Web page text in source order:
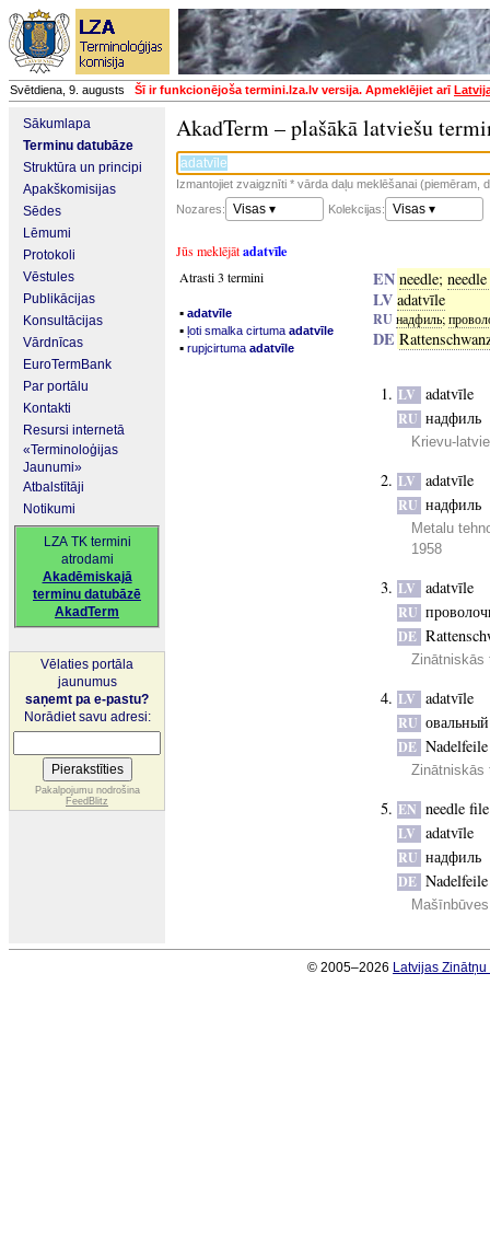
Svētdiena, 9. augusts Šī ir funkcionējoša termini.lza.lv versija. Apmeklējiet arī
Sākumlapa
Terminu datubāze
Struktūra un principi
Apakškomisijas
Sēdes
Lēmumi
Protokoli
Vēstules
Publikācijas
Konsultācijas
Vārdnīcas
EuroTermBank
Par portālu
Kontakti
Resursi internetā
«Terminoloģijas
Jaunumi»
Atbalstītāji
Notikumi
LZA TK termini
atrodami
Akadēmiskajā
terminu datubāzē
AkadTerm
Vēlaties portāla
jaunumus
saņemt pa e-pastu?
Norādiet savu adresi:
Pakalpojumu nodrošina
FeedBlitz
AkadTerm – plašākā latviešu
Izmantojiet zvaigznīti * vārda daļu meklēšanai (piemēram,
Nozares:
Visas ▾ Kolekcijas: Visas ▾
Jūs meklējātadatvīle
Atrasti 3 termini
▪ adatvīle
▪ ļoti smalka cirtuma adatvīle
▪ rupjcirtuma adatvīle
EN needle;
LV adatvīle
RUнадфиль;
DE
LV adatvīle
RU надфиль
Krievu-
LV adatvīle
RU надфиль
Metalu
1958
LV adatvīle
RU
DE
Zinātniskās
LV adatvīle
RU
DE Nadelfeile
Zinātniskās
EN needle file
LV adatvīle
RU надфиль
DE Nadelfeile
© 2005–2026 Latvijas